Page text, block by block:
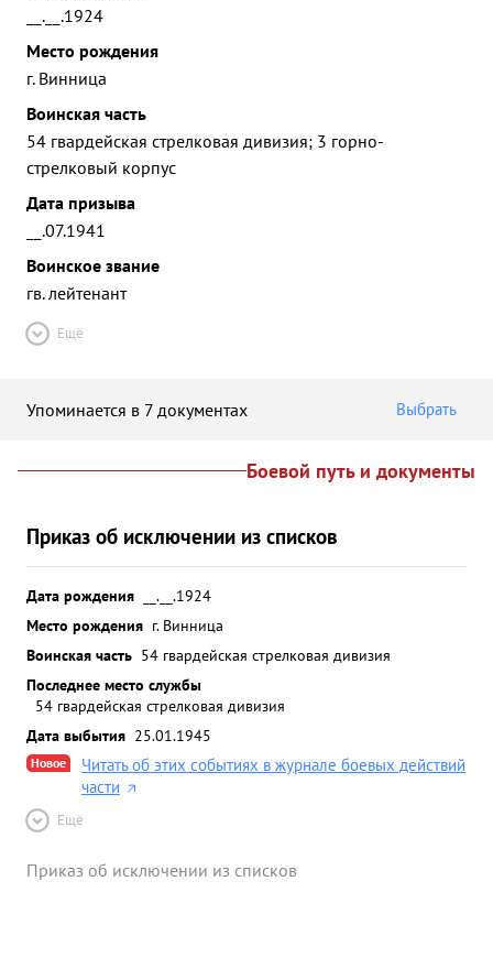
__.__.1924
Место рождения
г. Винница
Воинская часть
54 гвардейская стрелковая дивизия; 3 горно-
стрелковый корпус
Дата призыва
__.07.1941
Воинское звание
гв. лейтенант
Ещё
Упоминается в 7 документах Выбрать
Боевой путь и документы
Приказ об исключении из списков
Дата рождения
__.__.1924
Место рождения г. Винница
Воинская часть 54 гвардейская стрелковая дивизия
Последнее место службы
54 гвардейская стрелковая дивизия
Дата выбытия 25.01.1945
Новое
Читать об этих событиях в журнале боевых действий
части
Ещё
Приказ об исключении из списков